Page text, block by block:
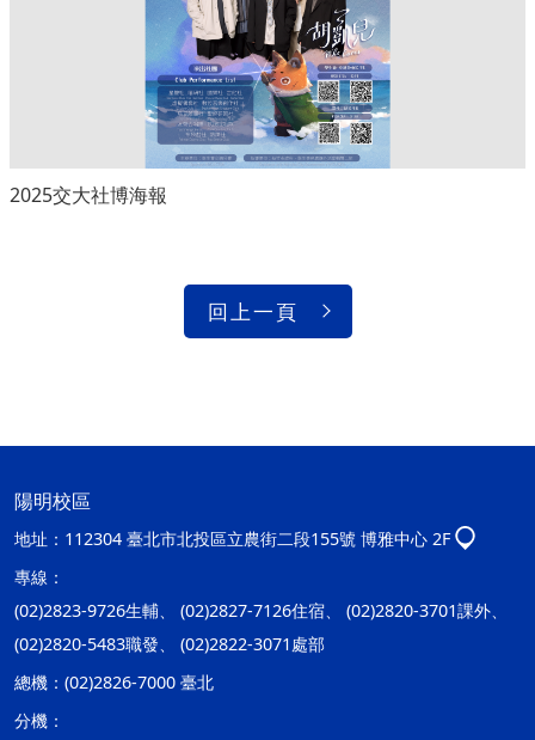
2025交大社博海報
回上一頁
陽明校區
地址： 112304 臺北市北投區立農街二段155號 博雅中心 2F
專線：
(02)2823-9726生輔、 (02)2827-7126住宿、 (02)2820-3701課外、
(02)2820-5483職發、 (02)2822-3071處部
總機： (02)2826-7000 臺北
分機：